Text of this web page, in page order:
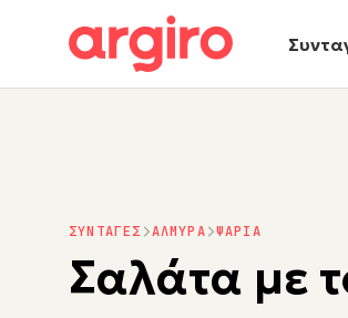
ΣΥΝΤΑΓΕΣ ΑΛΜΥΡΑ ΨΑΡΙΑ
Σαλάτα µε